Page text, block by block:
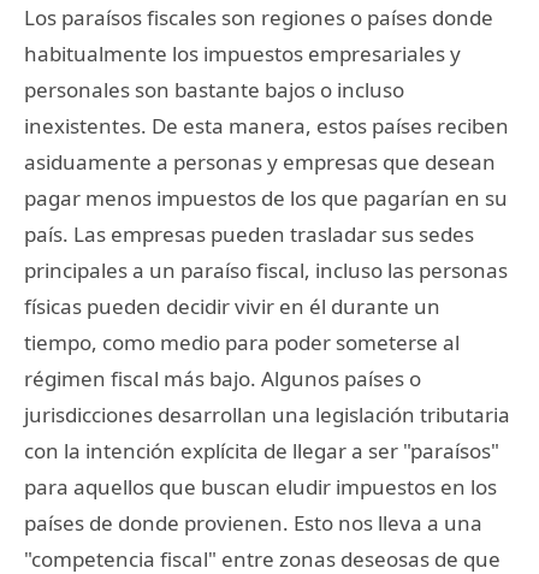
Los paraísos fiscales son regiones o países donde
habitualmente los impuestos empresariales y
personales son bastante bajos o incluso
inexistentes. De esta manera, estos países reciben
asiduamente a personas y empresas que desean
pagar menos impuestos de los que pagarían en su
país. Las empresas pueden trasladar sus sedes
principales a un paraíso fiscal, incluso las personas
físicas pueden decidir vivir en él durante un
tiempo, como medio para poder someterse al
régimen fiscal más bajo. Algunos países o
jurisdicciones desarrollan una legislación tributaria
con la intención explícita de llegar a ser "paraísos"
para aquellos que buscan eludir impuestos en los
países de donde provienen. Esto nos lleva a una
"competencia fiscal" entre zonas deseosas de que